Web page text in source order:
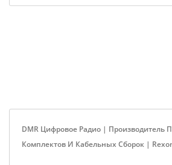
DMR Цифровое Радио | Производитель
Комплектов И Кабельных Сборок |